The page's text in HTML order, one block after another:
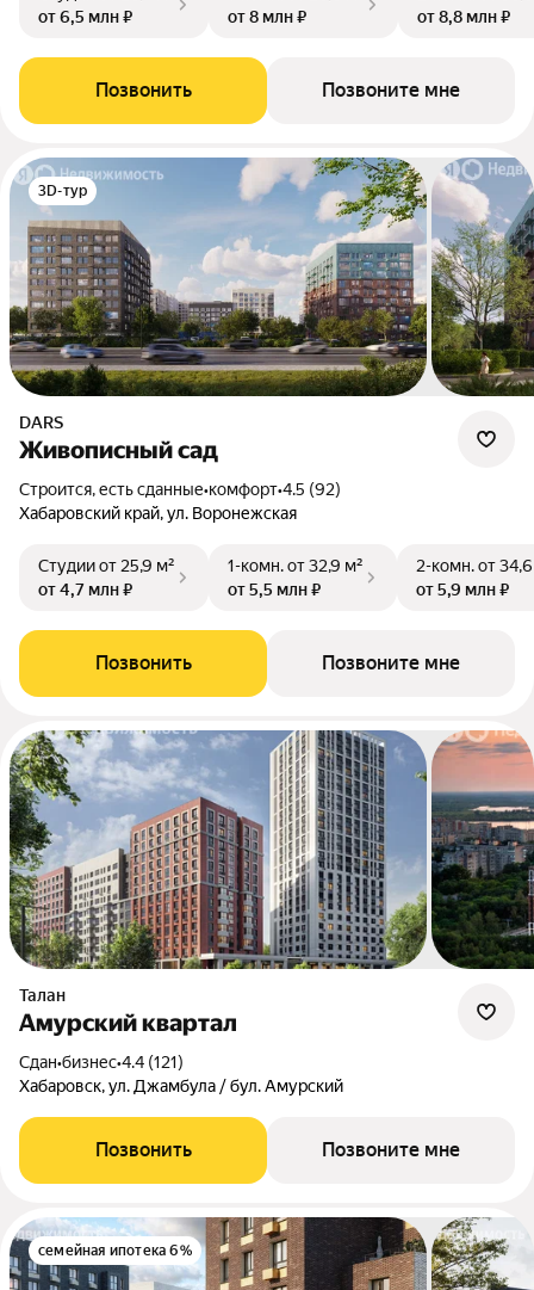
от 6,5 млн ₽
от 8 млн ₽
от 8,8 млн ₽
Позвонить Позвоните мне
3D-тур
DARS
Живописный сад
Строится, есть сданные•комфорт•4.5 (92)
Хабаровский край, ул. Воронежская
Студииот 25,9 м²
от 4,7 млн ₽
1-комн.от 32,9 м²
от 5,5 млн ₽
2-комн.от
от 5,9 млн ₽
Позвонить Позвоните мне
Талан
Амурский квартал
Сдан•бизнес•4.4 (121)
Хабаровск, ул. Джамбула / бул. Амурский
Позвонить Позвоните мне
семейная ипотека 6%